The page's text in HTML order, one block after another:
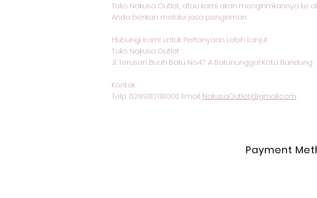
Toko Nakusa Outlet, atau kami akan mengirimkannya ke
Anda berikan melalui jasa pengiriman.
Hubungi Kami untuk Pertanyaan Lebih Lanjut
Toko Nakusa Outlet
Jl. Terusan Buah Batu No.47 A Batununggal Kota Bandung
Kontak
Telp: 628982118000 Email: NakusaOutlet@gmail.com
Payment